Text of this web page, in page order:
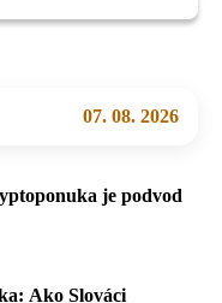
07. 08. 2026
je podvod
Ako Slováci